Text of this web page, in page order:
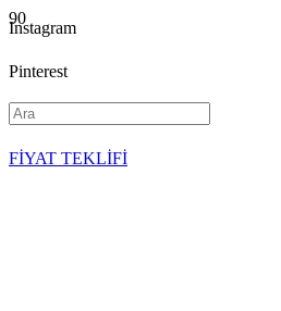
Instagram
Pinterest
YouTube
FİYAT TEKLİFİ